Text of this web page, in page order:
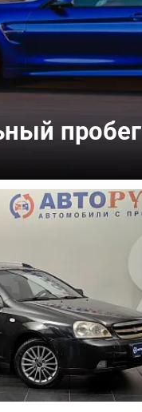
пробег